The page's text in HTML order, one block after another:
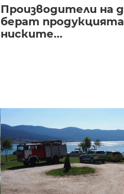
Производители на
берат продукцията
ниските...